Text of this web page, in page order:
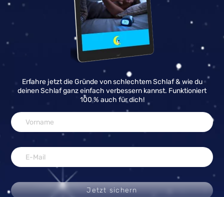
Erfahre jetzt die Gründe von schlechtem Schlaf & wie du
deinen Schlaf ganz einfach verbessern kannst. Funktioniert
100 % auch für dich!
Jetzt sichern